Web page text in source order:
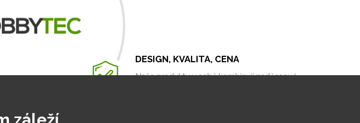
DESIGN, KVALITA, CENA
Naše produkty v sobě kombinují nadčasové